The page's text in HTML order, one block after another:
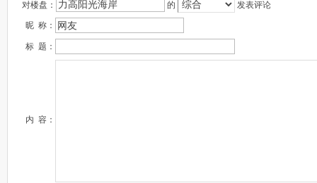
对楼盘： 的 发表评论
昵 称：
标 题：
内 容：